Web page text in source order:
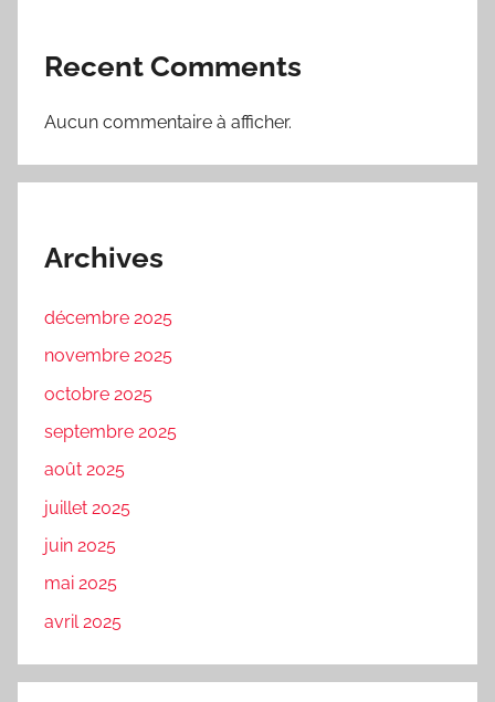
Recent Comments
Aucun commentaire à afficher.
Archives
décembre 2025
novembre 2025
octobre 2025
septembre 2025
août 2025
juillet 2025
juin 2025
mai 2025
avril 2025